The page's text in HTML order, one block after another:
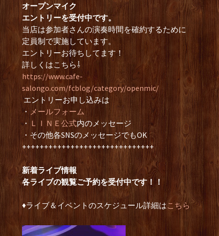
オープンマイク
エントリーを受付中です。
当店は参加者さんの演奏時間を確約するために
定員制で実施しています。
エントリーお待ちしてます！
詳しくはこちら⇩
https://www.cafe-
salongo.com/fcblog/category/openmic/
エントリーお申し込みは
・メールフォーム
・ ＬＩＮＥ公式内のメッセージ
・その他各SNSのメッセージでもOK
++++++++++++++++++++++++++++++
新着ライブ情報
各ライブの観覧ご予約を受付中です！！
♦︎ライブ＆イベントのスケジュール詳細はこちら